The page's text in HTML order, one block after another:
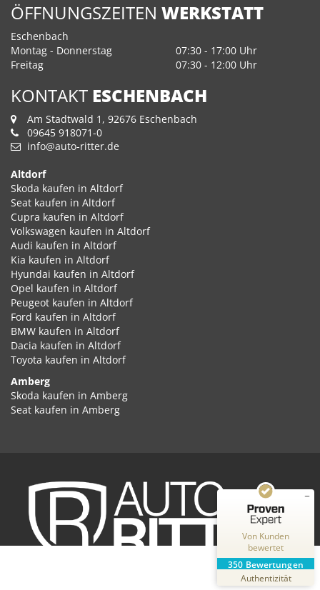
ÖFFNUNGSZEITEN WERKSTATT
Eschenbach
Montag - Donnerstag
07:30 - 17:00 Uhr
Freitag
07:30 - 12:00 Uhr
KONTAKT ESCHENBACH
Am Stadtwald 1, 92676 Eschenbach
09645 918071-0
info@auto-ritter.de
Altdorf
Skoda kaufen in Altdorf
Seat kaufen in Altdorf
Cupra kaufen in Altdorf
Volkswagen kaufen in Altdorf
Audi kaufen in Altdorf
Kia kaufen in Altdorf
Hyundai kaufen in Altdorf
Opel kaufen in Altdorf
Peugeot kaufen in Altdorf
Ford kaufen in Altdorf
BMW kaufen in Altdorf
Dacia kaufen in Altdorf
Toyota kaufen in Altdorf
Amberg
Skoda kaufen in Amberg
Seat kaufen in Amberg
Hyundai kaufen in Amberg
Opel kaufen in Amberg
Peugeot kaufen in Amberg
Ford kaufen in Amberg
BMW kaufen in Amberg
Von Kunden
bewertet
350 Bewertungen
Authentizität
2
Bewertungen auf
ProvenExpert.com
Bewertungen von
2 anderen Quellen
Blick aufs ProvenExpert-Profil werfen
31.07.2026